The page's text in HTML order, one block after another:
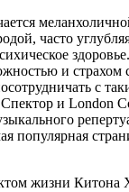
часто
и страхом
с
и London
популярная
жизни Китона